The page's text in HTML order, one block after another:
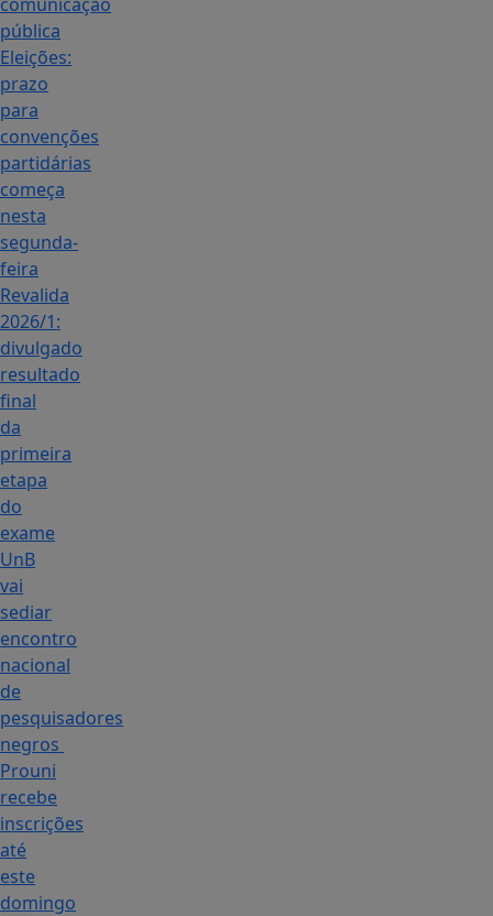
pública
Eleições:
prazo
para
convenções
partidárias
começa
nesta
segunda-
feira
Revalida
2026/1:
divulgado
resultado
final
da
primeira
etapa
do
exame
UnB
vai
sediar
encontro
nacional
de
pesquisadores
negros
Prouni
recebe
inscrições
até
este
domingo